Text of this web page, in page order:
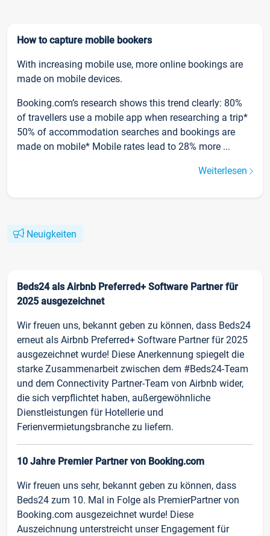
How to capture mobile bookers
With increasing mobile use, more online bookings are
made on mobile devices.
Booking.com’s research shows this trend clearly: 80%
of travellers use a mobile app when researching a trip*
50% of accommodation searches and bookings are
made on mobile* Mobile rates lead to 28% more ...
Weiterlesen
Neuigkeiten
Beds24 als Airbnb Preferred+ Software Partner für
2025 ausgezeichnet
Wir freuen uns, bekannt geben zu können, dass Beds24
erneut als Airbnb Preferred+ Software Partner für 2025
ausgezeichnet wurde! Diese Anerkennung spiegelt die
starke Zusammenarbeit zwischen dem #Beds24-Team
und dem Connectivity Partner-Team von Airbnb wider,
die sich verpflichtet haben, außergewöhnliche
Dienstleistungen für Hotellerie und
Ferienvermietungsbranche zu liefern.
10 Jahre Premier Partner von Booking.com
Wir freuen uns sehr, bekannt geben zu können, dass
Beds24 zum 10. Mal in Folge als PremierPartner von
Booking.com ausgezeichnet wurde! Diese
Auszeichnung unterstreicht unser Engagement für